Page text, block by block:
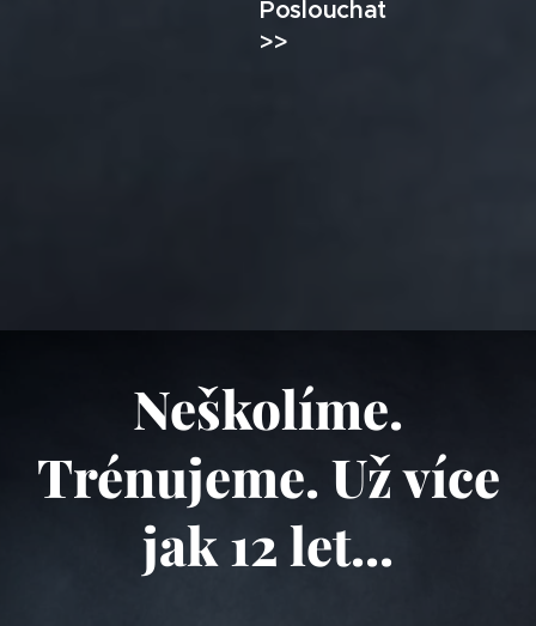
Poslouchat
>>
Neškolíme.
Trénujeme. Už více
jak 12 let...